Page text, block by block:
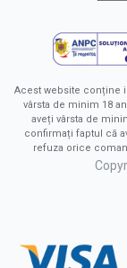
Acest website conține
vârsta de minim 18
aveți vârsta de
confirmați faptul că
refuza orice